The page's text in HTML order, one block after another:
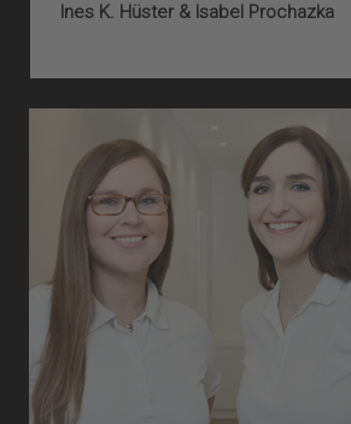
Ines K. Hüster & Isabel Prochazka